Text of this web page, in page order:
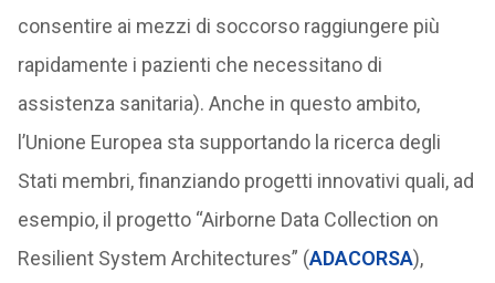
consentire ai mezzi di soccorso raggiungere più
rapidamente i pazienti che necessitano di
assistenza sanitaria). Anche in questo ambito,
l’Unione Europea sta supportando la ricerca degli
Stati membri, finanziando progetti innovativi quali, ad
esempio, il progetto “Airborne Data Collection on
Resilient System Architectures” (ADACORSA),